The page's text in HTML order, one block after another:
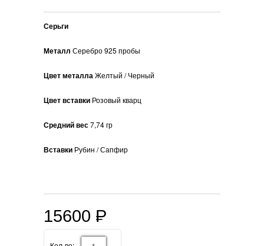
Серьги
Металл Серебро 925 пробы
Цвет металлаЖелтый / Черный
Цвет вставки Розовый кварц
Средний вес7,74 гр
Вставки Рубин / Сапфир
15600 =
P